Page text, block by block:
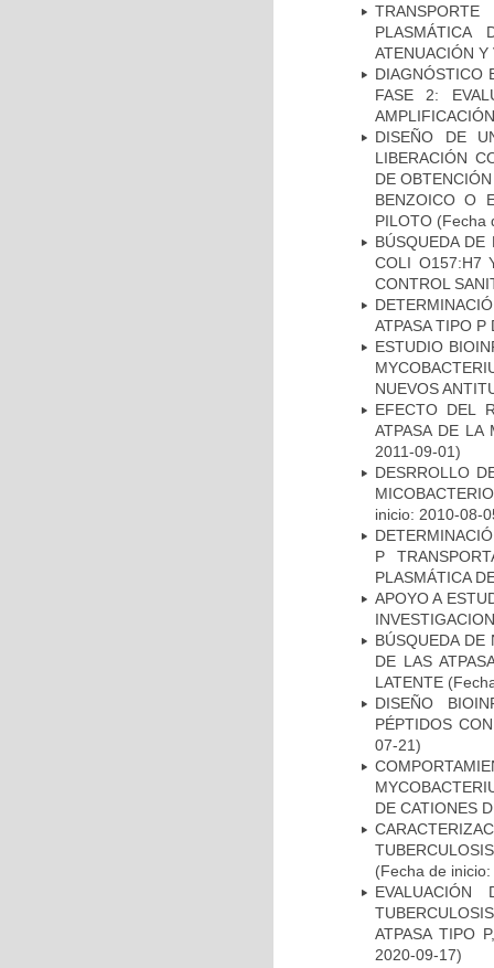
PLASMÁTICA
ATENUACIÓN Y
DIAGNÓSTICO
FASE 2:
DISEÑO DE
LIBERACIÓN
DE
BENZOICO O
PILOTO (Fecha
BÚSQUEDA DE
COLI O157:H7
CONTROL
ATPASA TIPO
ESTUDIO
NUEVOS
EFECTO DEL
ATPASA DE LA
2011-09-01)
DESRROLLO
inicio: 2010-08-
P
PLASMÁTICA
APOYO A
BÚSQUEDA DE
DE LAS
LATENTE
DISEÑO
PÉPTIDOS
07-21)
DE CATIONES
(Fecha de
ATPASA TIPO
2020-09-17)